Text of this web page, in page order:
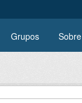
Grupos Sobre